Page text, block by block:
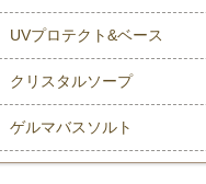
UVプロテクト&ベース
クリスタルソープ
ゲルマバスソルト